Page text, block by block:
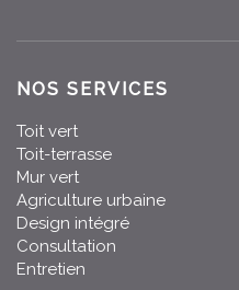
NOS SERVICES
Toit vert
Toit-terrasse
Mur vert
Agriculture urbaine
Design intégré
Consultation
Entretien